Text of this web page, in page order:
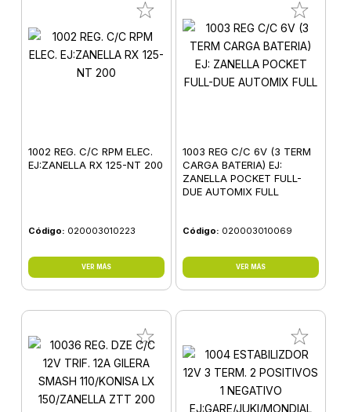
1002 REG. C/C RPM ELEC.
EJ:ZANELLA RX 125-NT 200
Código: 020003010223
VER MÁS
1003 REG C/C 6V (3 TERM
CARGA BATERIA) EJ:
ZANELLA POCKET FULL-
DUE AUTOMIX FULL
Código: 020003010069
VER MÁS